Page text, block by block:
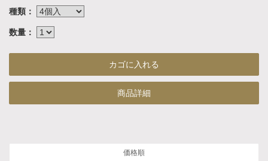
種類：
数量：
商品詳細
価格順